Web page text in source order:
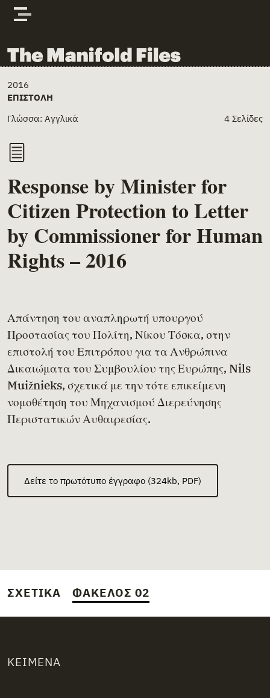
Skip to content
The Manifold Files
Main Page Content
2016
ΕΠΙΣΤΟΛΉ
Γλώσσα: Αγγλικά
4 Σελίδες
Response by Minister for
Citizen Protection to Letter
by Commissioner for Human
Rights – 2016
Απάντηση του αναπληρωτή υπουργού
Προστασίας του Πολίτη, Νίκου Τόσκα, στην
επιστολή του Επιτρόπου για τα Ανθρώπινα
Δικαιώματα του Συμβουλίου της Ευρώπης, Nils
Muižnieks, σχετικά με την τότε επικείμενη
νομοθέτηση του Μηχανισμού Διερεύνησης
Περιστατικών Αυθαιρεσίας.
Δείτε το πρωτότυπο έγγραφο (324kb, PDF)
ΣΧΕΤΙΚΆ ΦΆΚΕΛΟΣ 02
ΚΕΊΜΕΝΑ